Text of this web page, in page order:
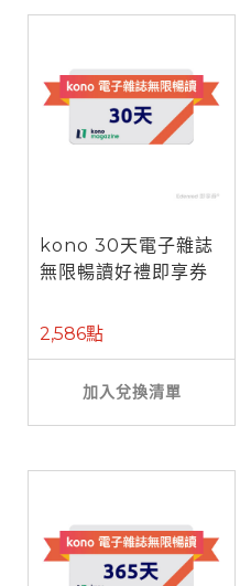
kono 30天電子雜誌
無限暢讀好禮即享券
2,586點
加入兌換清單